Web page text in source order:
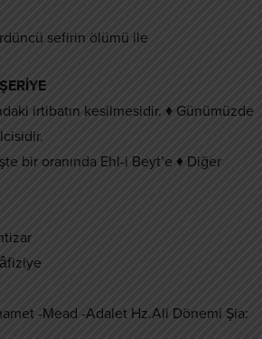
sefirin ölümü ile
irtibatın kesilmesidir. ♦ Günümüzde
bir oranında Ehl-i Beyt’e ♦ Diğer
-Mead -Adalet Hz.Ali Dönemi Şia: